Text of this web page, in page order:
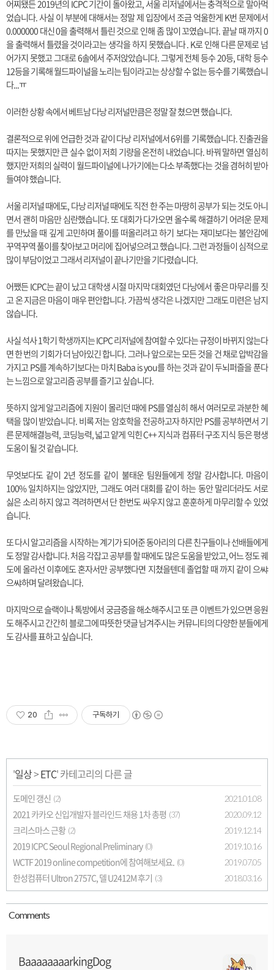
어찌됐든 2019년의 ICPC 기간이 돌아왔고, 서울 리저널에서는 충격적으로 말아먹
었습니다. 사실 이 부분에 대해서는 정말 제 입장에서 조금 억울한게 K번 문제에서
0.000000 대신 0을 출력해서 틀린 것으로 인해 좀 많이 꼬였습니다. 끝날 때 까지 0
을 출력해서 틀렸을 것이라고는 생각을 하지 못했습니다 . K로 인해 다른 문제로 넘
어가지 못했고 그대로 6솔에서 주저앉았습니다. 그렇게전체 등수 20등, 대학 등수
12등을 기록해월드파이널을 노리는 팀이라고는 상상할 수 없는 등수를 기록했습니
다...ㅠ
이러한 상황 속에서 베트남 다낭 리저널만큼은 정말 잘 쳤으면 했습니다.
결론적으로 위에 언급한 것과 같이 다낭 리저널에서 6위를 기록했습니다. 진출권을
따지는 못했지만 큰 실수 없이 저희 기량을 온전히 내었습니다. 바꿔 말하면 열심히
했지만 저희의 실력이 월드파이널에 나가기에는 다소 부족했다는 것을 겸허히 받아
들여야 했습니다.
서울 리저널 때에도, 다낭 리저널 때에도 직전 한 주는 마땅히 공부가 되는 것도 아니
면서 괜히 마음만 심란했습니다. 또 대회가 다가오면 올수록 해결하기 어려운 문제
를 만났을 때 깊게 고민하며 풀이를 떠올리려고 하기 보다는 재미보다는 불안감에
꾸역꾸역 풀이를 찾아보고 머리에 집어넣으려고 했습니다. 그런 과정들이 심적으로
많이 부담이었고그래서 리저널이 끝나기만을 기다렸습니다.
어쨌든 ICPC는 끝이 났고 대학생 시절 마지막 대회였던 다낭에서 좋은 마무리를 짓
고 온 지금은 마음이 매우 편안합니다. 가끔씩 생각은 나겠지만 그래도 미련은 남지
않습니다.
사실 석사 1학기 학생까지는 ICPC 리저널에 참여할 수 있다는 규정이 바뀌지 않는다
면 한 번의 기회가 더 남아있긴 합니다. 그러나 앞으로는 모든 것을 건 채로 압박감을
가지고 PS를 계속하기보다는 마치 Baba is you를 하는 것과 같이 두뇌퍼즐을 푼다
는 느낌으로 알고리즘 공부를 즐기고 싶습니다.
뜻하지 않게 알고리즘에 지원이 몰리던 때에 PS를 열심히 해서 여러모로 과분한 혜
택을 많이 받았습니다. 비록 저는 암호학을 전공하고자 하지만 PS를 공부하면서 기
른 문제해결능력, 코딩능력, 넓고 얕게 익힌 C++ 지식과 컴퓨터 구조 지식 등은 평생
도움이 될 것 같습니다.
무엇보다도 같이 2년 정도를 같이 불태운 팀원들에게 정말 감사합니다. 마음이
100% 일치하지는 않았지만, 그래도 여러 대회를 같이 하는 동안 말리더라도 서로
싫은 소리 하지 않고 격려하면서 단 한번도 싸우지 않고 훈훈하게 마무리할 수 있었
습니다.
또 다시 알고리즘을 시작하는 계기가 되어준 동아리의 다른 친구들이나 선배들에게
도 정말 감사합니다. 처음 각잡고 공부를 할 때에도 많은 도움을 받았고, 어느 정도 궤
도에 올라선 이후에도 혼자서만 공부했다면 지쳤을텐데 졸업할 때 까지 같이 으쌰
으쌰하며 달려왔습니다.
마지막으로 슬랙이나 톡방에서 궁금증을 해소해주시고 또 큰 이벤트가 있으면 응원
도 해주시고 간간히 블로그에 따뜻한 댓글 남겨주시는 커뮤니티의 다양한 분들에게
도 감사를 표하고 싶습니다.
20 구독하기
'일상>ETC' 카테고리의 다른 글
도메인 갱신 (2) 2021.01.08
2021 카카오 신입개발자 블라인드 채용 1차 총평 (37) 2020.09.12
크리스마스 근황 (2) 2019.12.14
2019 ICPC Seoul Regional Preliminary (0) 2019.10.16
WCTF 2019 online competition에 참여해보세요. (0) 2019.07.05
한성컴퓨터 Ultron 2757C, 델 U2412M 후기 (3) 2018.03.16
Comments
BaaaaaaaarkingDog